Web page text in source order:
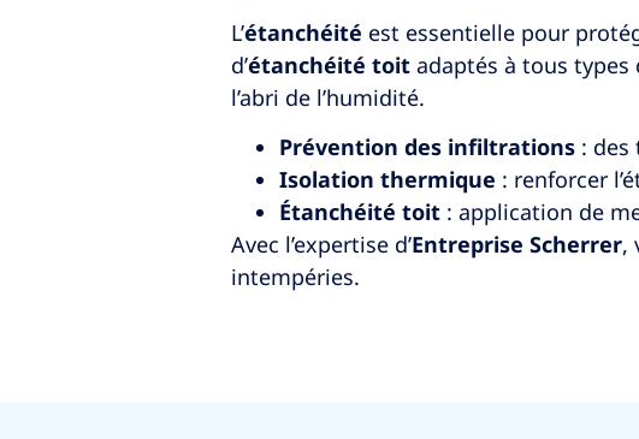
L’étanchéité est essentielle pour
d’étanchéité toit adaptés à tous types
l’abri de l’humidité.
Prévention des infiltrations : des
Isolation thermique : renforcer
Étanchéité toit : application de
Avec l’expertise d’Entreprise Scherrer,
intempéries.